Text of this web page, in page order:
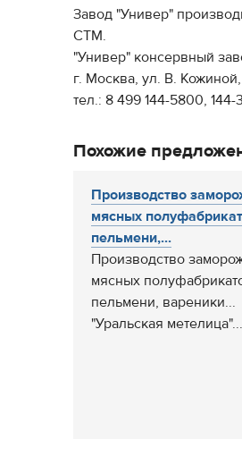
Завод "Универ"
СТМ.
"Универ" консервный
г. Москва, ул. В.
тел.: 8 499 144-5800, 144-
Похожие
Производство
мясных
пельмени,...
Производство
мясных
пельмени, вареники...
"Уральская метелица"...